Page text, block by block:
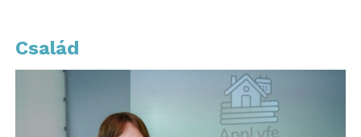
Család